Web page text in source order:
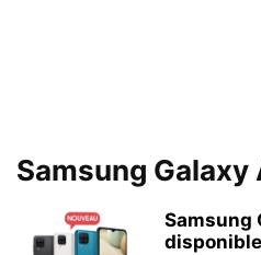
Samsung Galaxy
Samsung